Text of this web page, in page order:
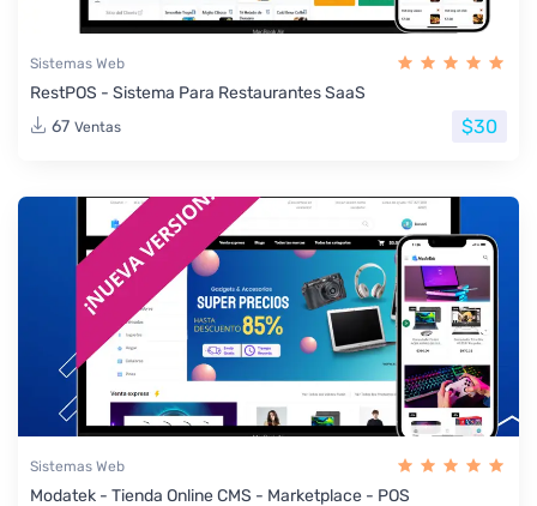
Sistemas Web
RestPOS - Sistema Para Restaurantes SaaS
67 Ventas $30
Sistemas Web
Modatek - Tienda Online CMS - Marketplace - POS